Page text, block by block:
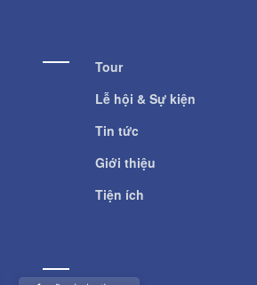
Tour
Lễ hội & Sự kiện
Tin tức
Giới thiệu
Tiện ích